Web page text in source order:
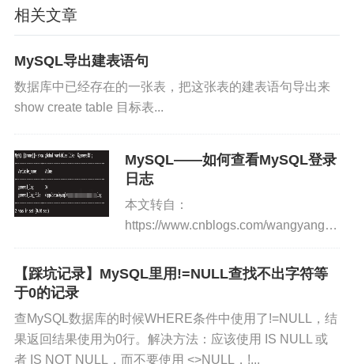
/*清空表*/
DELETE FROM table;
/*增加一列*/
/*删除一列*/
alter table customer
/*表重命名*/
rename
customer to test
综合自：https://blog.csdn.net/qq_24879495/article/
张小弟之家
本文链接：https://www.only4.work/blog/?id=123
文章标题：小墨の博客 - mysql 用户、数据库及表的
相关文章
MySQL导出建表语句
数据库中已经存在的一张表，把这张表的建表语句导出来
show create table 目标表...
MySQL——如何查看MySQL登录
日志
本文转自：
https://www.cnblogs.com/
前言如需查看MySQL的登录日志，首
先要确认开启了general_loggeneral...
【踩坑记录】MySQL里用!=NULL查找不出字符等
于0的记录
查MySQL数据库的时候WHERE条件中使用了!=NULL，结
果返回结果使用为0行。解决方法：应该使用 IS NULL 或
者 IS NOT NULL，而不要使用 <>NULL，!...